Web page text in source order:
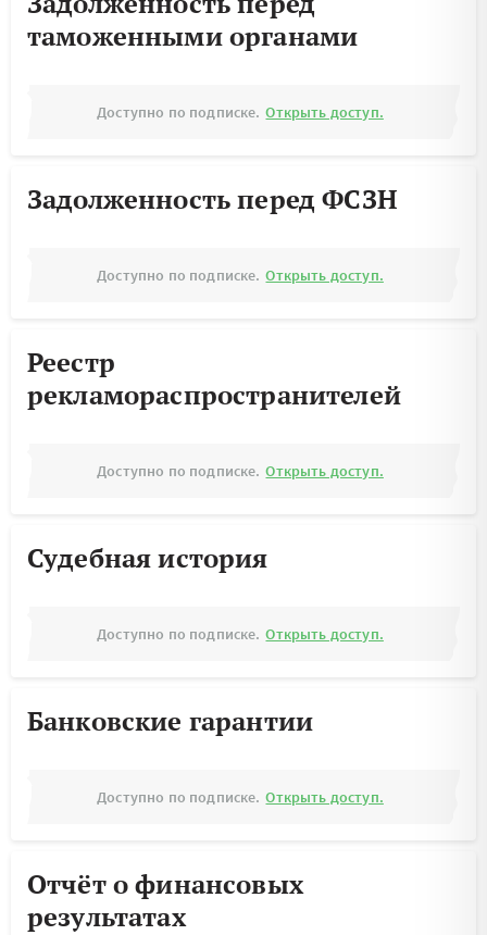
таможенными органами
Доступно по подписке. Открыть доступ.
Задолженность перед ФСЗН
Доступно по подписке. Открыть доступ.
Реестр
рекламораспространителей
Доступно по подписке. Открыть доступ.
Судебная история
Доступно по подписке. Открыть доступ.
Банковские гарантии
Доступно по подписке. Открыть доступ.
Отчёт о финансовых
результатах